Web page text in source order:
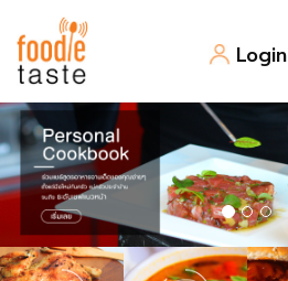
Login
สูตรอาหาร
สูตรอาหารล่าสุด
Top Foodie
พาไปชิม
สารพันก้นครัว